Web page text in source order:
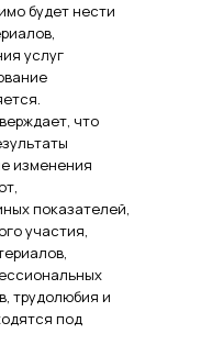
будет нести
услуг
что
изменения
показателей,
участия,
трудолюбия и
под